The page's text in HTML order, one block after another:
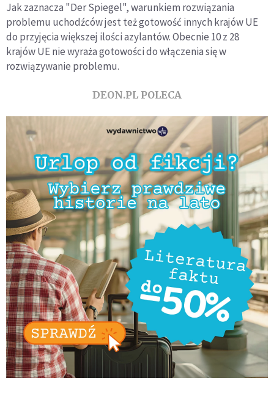
Jak zaznacza "Der Spiegel", warunkiem rozwiązania
problemu uchodźców jest też gotowość innych krajów UE
do przyjęcia większej ilości azylantów. Obecnie 10 z 28
krajów UE nie wyraża gotowości do włączenia się w
rozwiązywanie problemu.
DEON.PL POLECA